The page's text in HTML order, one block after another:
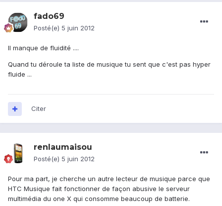
fado69
Posté(e) 5 juin 2012
Il manque de fluidité ....
Quand tu déroule ta liste de musique tu sent que c'est pas hyper
fluide ...
Citer
renlaumaisou
Posté(e) 5 juin 2012
Pour ma part, je cherche un autre lecteur de musique parce que
HTC Musique fait fonctionner de façon abusive le serveur
multimédia du one X qui consomme beaucoup de batterie.